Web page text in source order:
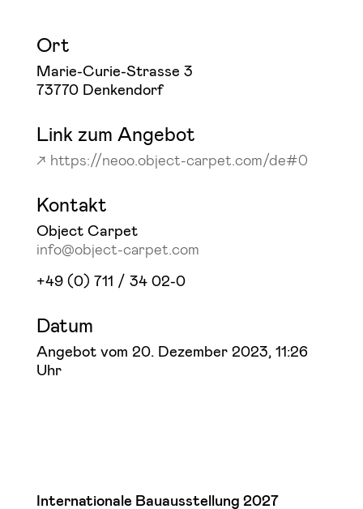
Ort
Marie-Curie-Strasse 3
73770 Denkendorf
Link zum Angebot
https://neoo.object-carpet.com/de#0
Kontakt
Object Carpet
info@object-carpet.com
+49 (0) 711 / 34 02-0
Datum
Angebot vom 20. Dezember 2023, 11:26
Uhr
Internationale Bauausstellung 2027